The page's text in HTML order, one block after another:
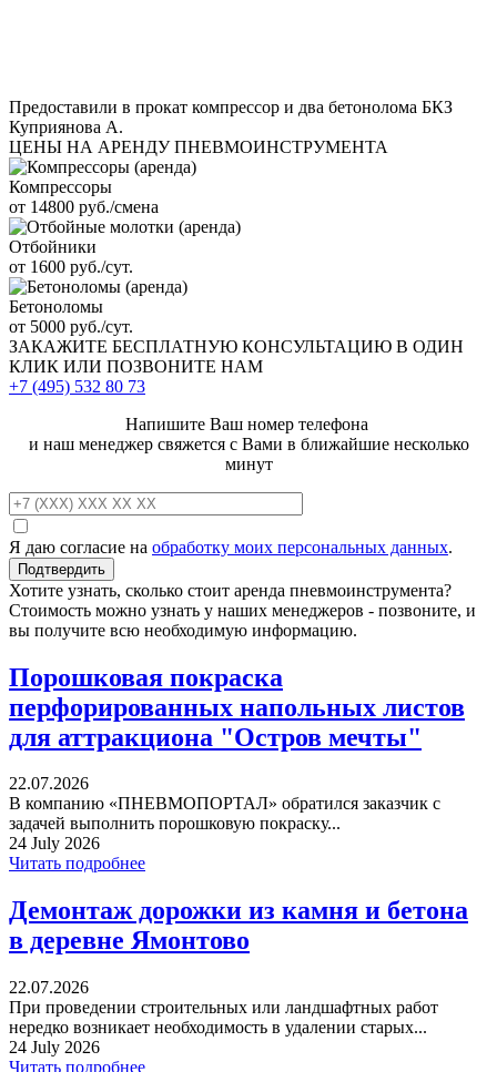
Предоставили в прокат компрессор и два бетонолома БКЗ
Куприянова А.
ЦЕНЫ НА АРЕНДУ ПНЕВМОИНСТРУМЕНТА
Компрессоры
от 14800 руб./смена
Отбойники
от 1600 руб./сут.
Бетоноломы
от 5000 руб./сут.
ЗАКАЖИТЕ БЕСПЛАТНУЮ КОНСУЛЬТАЦИЮ В ОДИН
КЛИК ИЛИ ПОЗВОНИТЕ НАМ
+7 (495) 532 80 73
Напишите Ваш номер телефона
и наш менеджер свяжется с Вами в ближайшие несколько
минут
Я даю согласие на обработку моих персональных данных.
Хотите узнать, сколько стоит аренда пневмоинструмента?
Стоимость можно узнать у наших менеджеров - позвоните, и
вы получите всю необходимую информацию.
Порошковая покраска
перфорированных напольных листов
для аттракциона "Остров мечты"
22.07.2026
В компанию «ПНЕВМОПОРТАЛ» обратился заказчик с
задачей выполнить порошковую покраску...
24 July 2026
Читать подробнее
Демонтаж дорожки из камня и бетона
в деревне Ямонтово
22.07.2026
При проведении строительных или ландшафтных работ
нередко возникает необходимость в удалении старых...
24 July 2026
Читать подробнее